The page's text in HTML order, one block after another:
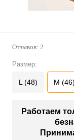
Отзывов: 2
Размер:
L (48) M (46)
Работаем